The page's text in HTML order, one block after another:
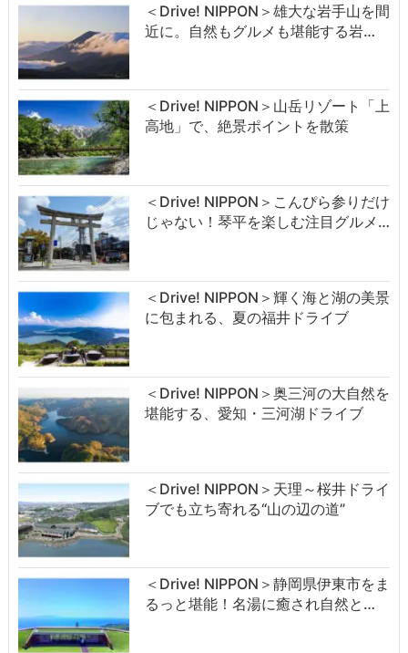
＜Drive! NIPPON＞雄大な岩手山を間
近に。自然もグルメも堪能する岩…
＜Drive! NIPPON＞山岳リゾート「上
高地」で、絶景ポイントを散策
＜Drive! NIPPON＞こんぴら参りだけ
じゃない！琴平を楽しむ注目グルメ…
＜Drive! NIPPON＞輝く海と湖の美景
に包まれる、夏の福井ドライブ
＜Drive! NIPPON＞奥三河の大自然を
堪能する、愛知・三河湖ドライブ
＜Drive! NIPPON＞天理～桜井ドライ
ブでも立ち寄れる“山の辺の道”
＜Drive! NIPPON＞静岡県伊東市をま
るっと堪能！名湯に癒され自然と…